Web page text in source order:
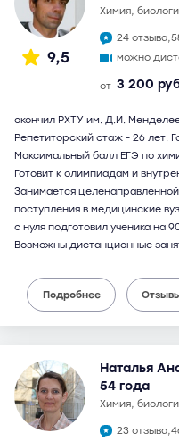
9,5
химия,
24 отзыва,
можно
от 3 200
окончил РХТУ им. Д.И.
Репетиторский стаж - 26 лет.
Максимальный балл ЕГЭ по
Готовит к олимпиадам и
Занимается
поступления в медицинские
с нуля подготовил ученика на
Возможны дистанционные
Подробнее
Наталья
54 года
химия,
23 отзыва,